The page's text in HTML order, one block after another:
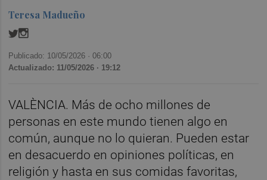
Teresa Madueño
Publicado: 10/05/2026 ·06:00
Actualizado: 11/05/2026 · 19:12
VALÈNCIA. Más de ocho millones de
personas en este mundo tienen algo en
común, aunque no lo quieran. Pueden estar
en desacuerdo en opiniones políticas, en
religión y hasta en sus comidas favoritas,